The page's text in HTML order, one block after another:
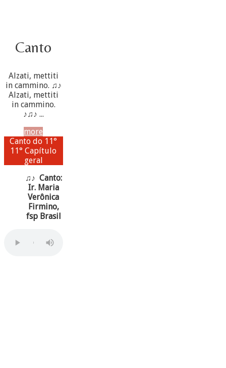
Canto
Alzati, mettiti
in cammino. ♫♪
Alzati, mettiti
in cammino.
♪♫♪ ...
more
Canto do 11°
11° Capítulo
geral
♫♪ Canto:
Ir. Maria
Verônica
Firmino,
fsp Brasil